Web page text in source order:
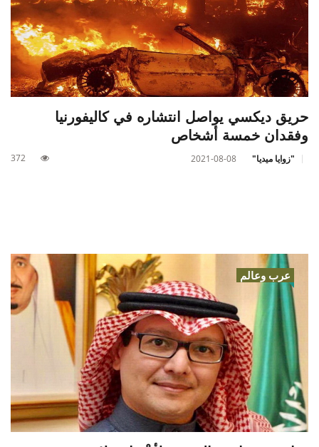
حريق ديكسي يواصل انتشاره في كاليفورنيا
وفقدان خمسة أشخاص
"زوايا ميديا" 2021-08-08
372
عرب وعالم